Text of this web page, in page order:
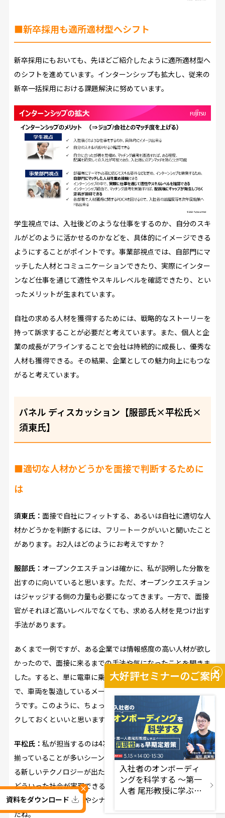
■新卒採用も適所適材型へシフト
新卒採用にもおいても、先ほどご紹介したように適所適材型へ
のシフトを進めています。インターンシップも拡大し、従来の
新卒一括採用における課題解決に努めています。
学生視点では、入社後どのような仕事をするのか、自分のスキ
ルがどのように活かせるのかなどを、具体的にイメージできる
ようにすることがポイントです。事業部視点では、自部門にマ
ッチした人材とコミュニケーションできたり、実際にインター
ンなど仕事を通じて適性やスキルレベルを確認できたり――、とい
ったメリットが生まれています。
自社の求める人材を獲得するためには、戦略的なストーリーを
持って訴求することが必要だと考えています。また、個人と企
業の成長がアラインすることで会社は持続的に成長し、優秀な
人材も獲得できる。その結果、企業としての魅力向上にもつな
がると考えています。
パネル ディスカッション【服部氏×平松氏×
須東氏】
■適切な人材かどうかを面接で判断するために
は
須東氏： 面接で自社にフィットする、あるいは自社に適切な人
材かどうかを判断するには、フリートークがいいと聞いたこと
があります。お2人はどのようにお考えですか？
服部氏： オープンクエスチョンは確かに、私が説明した分散を
出すのに向いていると思います。ただ、オープンクエスチョン
はジャッジする側の力量も必要になってきます。一方で、面接
官がそれほど高いレベルでなくても、求める人材を見つけ出す
手法があります。
あくまで一例ですが、ある企業では情報感度の高い人材が欲し
かったので、面接に来るまでの手法や気になったことを聞きま
した。すると、単に電車に乗ってきたと答える人がいる一方
で、車両を製造しているメーカーを答えるなど、分散が出たそ
うです。このように、ちょっと工夫した質問をいくつかストッ
クしておくといいと思います。
平松氏： 私が担当するのは4次面接など、一定レベルの人材が
揃っていることが多いシーンです。そこで5年後、10年後にあ
る新しいテクノロジーが出たと仮定して、そのテクノロジーで
どういった社会が実現できるか。実現に向けての阻害要因など
仮説をもとにした発想やシナリオを聞くように工夫していまし
たね。
×
資料をダウンロード
大好評セミナーのご案内
入社者のオンボーディ
ングを科学する ～第一
人者 尾形教授に学ぶ再